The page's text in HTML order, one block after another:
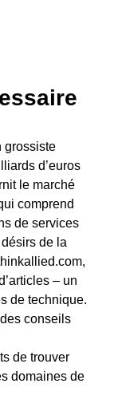
grossiste
d’euros
le marché
comprend
de services
de la
,
– un
de technique.
conseils
de trouver
domaines de